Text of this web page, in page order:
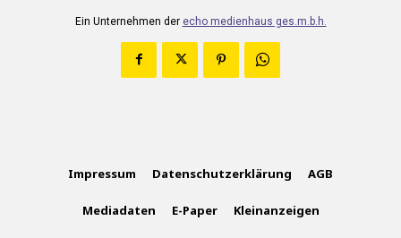
Ein Unternehmen der echo medienhaus ges.m.b.h.
Impressum Datenschutzerklärung AGB
Mediadaten E-Paper Kleinanzeigen